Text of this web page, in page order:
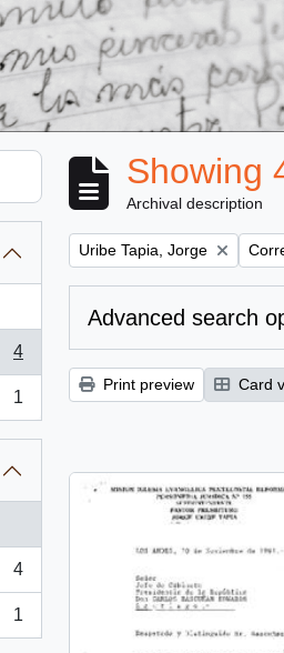
4
1
4
1
Showing
Archival description
Remove filter:
Uribe Tapia, Jorge
Advanced search
Print preview Card